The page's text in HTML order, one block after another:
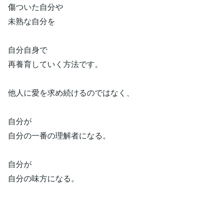
傷ついた自分や
未熟な自分を
自分自身で
再養育していく方法です。
他人に愛を求め続けるのではなく、
自分が
自分の一番の理解者になる。
自分が
自分の味方になる。